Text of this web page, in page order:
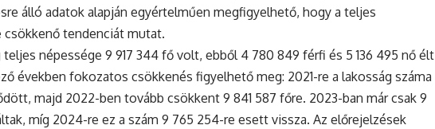
álló adatok alapján egyértelműen megfigyelhető, hogy a teljes
csökkenő tendenciát mutat.
népessége 9 917 344 fő volt, ebből 4 780 849 férfi és 5 136 495 nő élt
években fokozatos csökkenés figyelhető meg: 2021-re a lakosság száma
majd 2022-ben tovább csökkent 9 841 587 főre. 2023-ban már csak 9
míg 2024-re ez a szám 9 765 254-re esett vissza. Az előrejelzések